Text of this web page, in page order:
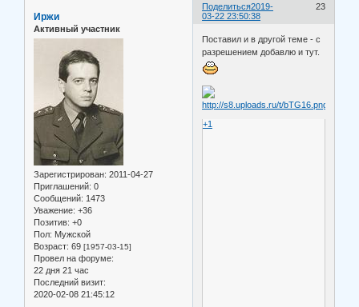
Поделиться 23
2019-
03-22 23:50:38
Иржи
Активный участник
Зарегистрирован: 2011-04-27
Приглашений: 0
Сообщений: 1473
Уважение: +36
Позитив: +0
Пол: Мужской
Возраст: 69 [1957-03-15]
Провел на форуме:
22 дня 21 час
Последний визит:
2020-02-08 21:45:12
Поставил и в другой теме - с
разрешением добавлю и тут.
+1